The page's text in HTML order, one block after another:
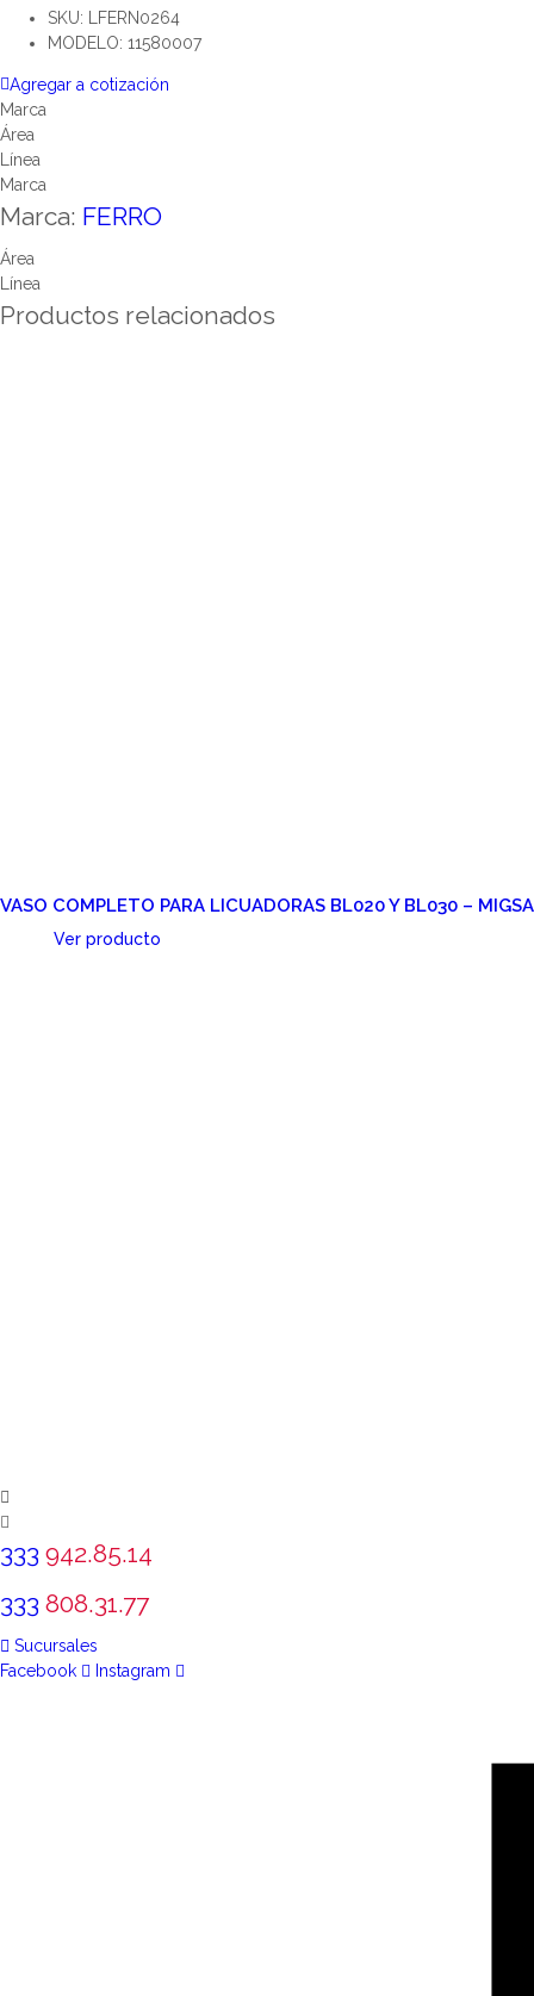
SKU: LFERN0264
MODELO: 11580007
Agregar a cotización
Marca
Área
Línea
Marca
Marca: FERRO
Área
Línea
Productos relacionados
VASO COMPLETO PARA LICUADORAS BL020 Y BL030 – MIGSA
Ver producto
333 942.85.14
333 808.31.77
Sucursales
Facebook
Instagram